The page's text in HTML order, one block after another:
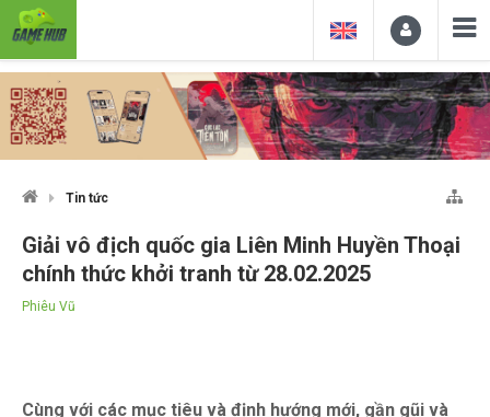
Tin tức
Giải vô địch quốc gia Liên Minh Huyền Thoại
chính thức khởi tranh từ 28.02.2025
Phiêu Vũ
Cùng với các mục tiêu và định hướng mới, gần gũi và